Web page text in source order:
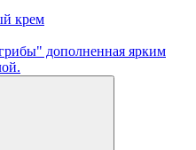
крем
дополненная ярким